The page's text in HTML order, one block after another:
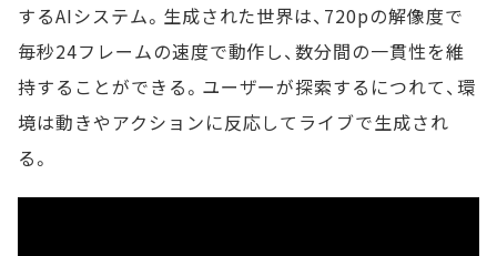
するAIシステム。生成された世界は、720pの解像度で
毎秒24フレームの速度で動作し、数分間の一貫性を維
持することができる。ユーザーが探索するにつれて、環
境は動きやアクションに反応してライブで生成され
る。